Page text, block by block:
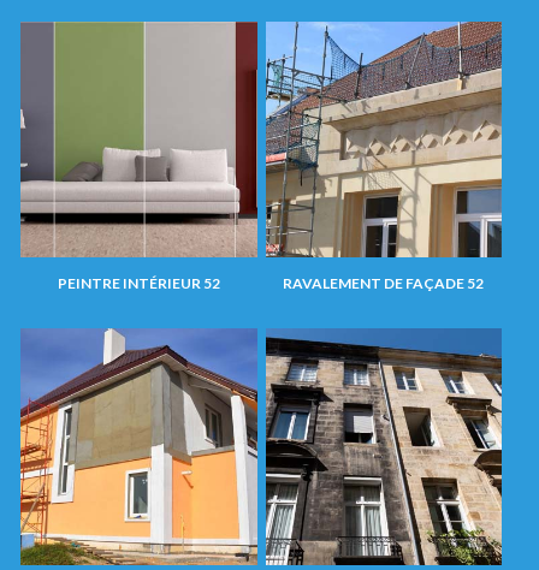
PEINTRE INTÉRIEUR 52 RAVALEMENT DE FAÇADE 52